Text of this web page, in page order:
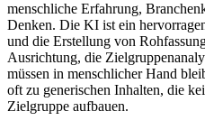
menschliche Erfahrung,
Denken. Die KI ist ein
und die Erstellung von
Ausrichtung, die
müssen in menschlicher Hand
oft zu generischen Inhalten, die
Zielgruppe aufbauen.